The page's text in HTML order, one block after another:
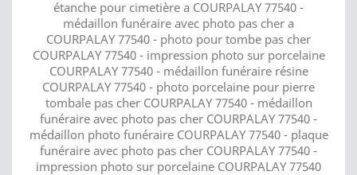
étanche pour cimetière a COURPALAY 77540 -
médaillon funéraire avec photo pas cher a
COURPALAY 77540 - photo pour tombe pas cher
COURPALAY 77540 - impression photo sur porcelaine
COURPALAY 77540 - médaillon funéraire résine
COURPALAY 77540 - photo porcelaine pour pierre
tombale pas cher COURPALAY 77540 - médaillon
funéraire avec photo pas cher COURPALAY 77540 -
médaillon photo funéraire COURPALAY 77540 - plaque
funéraire avec photo pas cher COURPALAY 77540 -
impression photo sur porcelaine COURPALAY 77540